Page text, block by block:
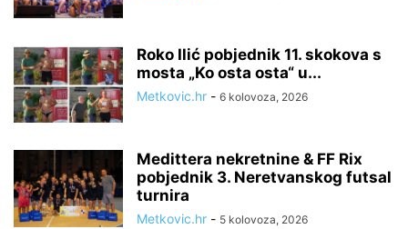
Roko Ilić pobjednik 11. skokova s
mosta „Ko osta osta“ u...
Metkovic.hr - 6 kolovoza, 2026
Medittera nekretnine & FF Rix
pobjednik 3. Neretvanskog futsal
turnira
Metkovic.hr - 5 kolovoza, 2026